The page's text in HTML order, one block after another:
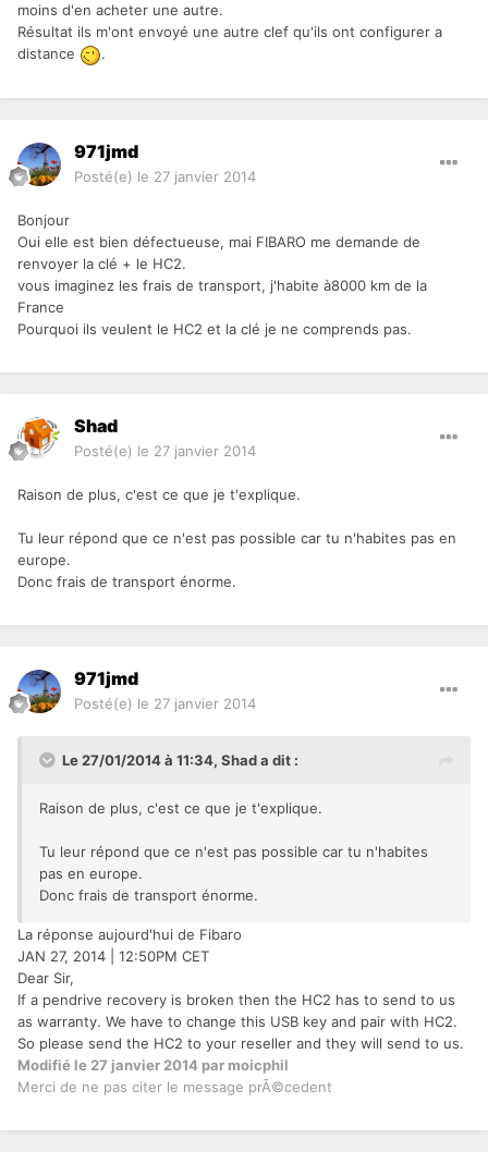
moins d'en acheter une autre.
Résultat ils m'ont envoyé une autre clef qu'ils ont configurer a
distance
.
971jmd
Posté(e) le 27 janvier 2014
Bonjour
Oui elle est bien défectueuse, mai FIBARO me demande de
renvoyer la clé + le HC2.
vous imaginez les frais de transport, j'habite à8000 km de la
France
Pourquoi ils veulent le HC2 et la clé je ne comprends pas.
Shad
Posté(e) le 27 janvier 2014
Raison de plus, c'est ce que je t'explique.
Tu leur répond que ce n'est pas possible car tu n'habites pas en
europe.
Donc frais de transport énorme.
971jmd
Posté(e) le 27 janvier 2014
Le 27/01/2014 à 11:34, Shad a dit :
Raison de plus, c'est ce que je t'explique.
Tu leur répond que ce n'est pas possible car tu n'habites
pas en europe.
Donc frais de transport énorme.
La réponse aujourd'hui de Fibaro
JAN 27, 2014 | 12:50PM CET
Dear Sir,
If a pendrive recovery is broken then the HC2 has to send to us
as warranty. We have to change this USB key and pair with HC2.
So please send the HC2 to your reseller and they will send to us.
Modifié le 27 janvier 2014 par moicphil
Merci de ne pas citer le message prÃ©cedent